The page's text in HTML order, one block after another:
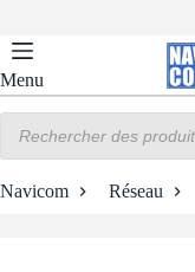
contenu
Menu
produits
Navicom Réseau